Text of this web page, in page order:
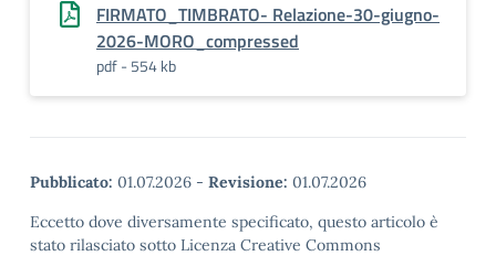
FIRMATO_TIMBRATO- Relazione-30-giugno-
2026-MORO_compressed
pdf - 554 kb
Pubblicato: 01.07.2026 - Revisione: 01.07.2026
Eccetto dove diversamente specificato, questo articolo è
stato rilasciato sotto Licenza Creative Commons